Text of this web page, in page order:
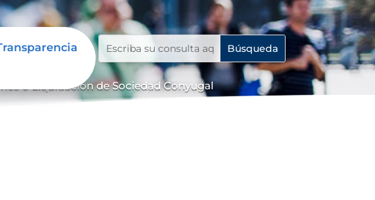
o Liquidación de Sociedad Conyugal